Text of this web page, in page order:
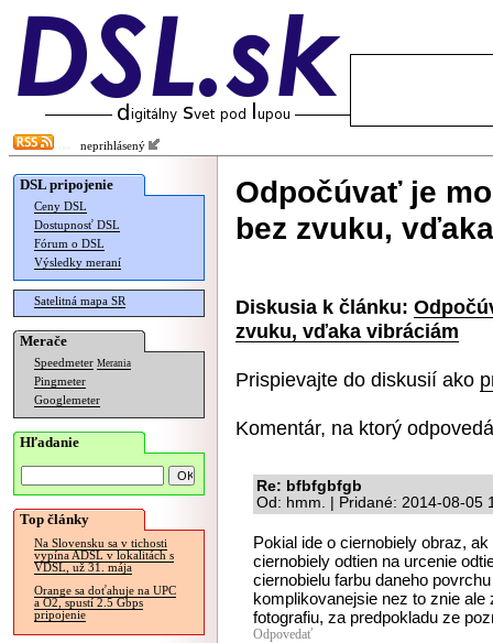
neprihlásený
DSL pripojenie
Ceny DSL
Dostupnosť DSL
Fórum o DSL
Výsledky meraní
Satelitná mapa SR
Merače
Speedmeter Merania
Pingmeter
Googlemeter
Hľadanie
Top články
Na Slovensku sa v tichosti
vypína ADSL v lokalitách s
VDSL, už 31. mája
Orange sa doťahuje na UPC
a O2, spustí 2.5 Gbps
pripojenie
Odpočúvať je
bez zvuku,
Diskusia k článku:
zvuku, vďaka vibráciám
Prispievajte do diskusií ako
Komentár, na ktorý
Re: bfbfgbfgb
Od: hmm. | Pridané: 2014-08-05
Pokial ide o ciernobiely obraz,
ciernobiely odtien na urcenie
ciernobielu farbu daneho
komplikovanejsie nez to znie
fotografiu, za predpokladu ze
Odpovedať